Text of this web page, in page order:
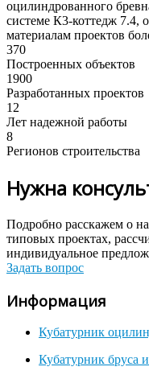
оцилиндрованного
системе К3-коттедж 7.4,
материалам проектов
370
Построенных объектов
1900
Разработанных проектов
12
Лет надежной работы
8
Регионов строительства
Нужна
Подробно расскажем о
типовых проектах,
индивидуальное
Задать вопрос
Информация
Кубатурник
Кубатурник бруса